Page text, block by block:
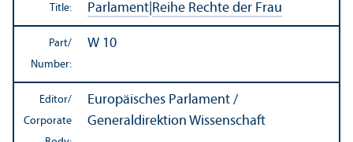
Title:
Parlament Reihe Rechte der Frau
Part/
Number:
W 10
Editor/
Corporate
Europäisches Parlament /
Generaldirektion Wissenschaft